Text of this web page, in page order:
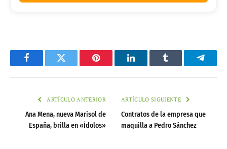
FacebookTwitter Pinterest LinkedInTumblr
ARTÍCULO ANTERIOR
Ana Mena, nueva Marisol de
España, brilla en «Ídolos»
ARTÍCULO SIGUIENTE
Contratos de la empresa que
maquilla a Pedro Sánchez